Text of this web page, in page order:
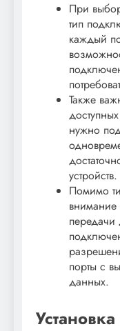
При
тип
каждый
Также
нужно
устройств.
Помимо
внимание
порты с
данных.